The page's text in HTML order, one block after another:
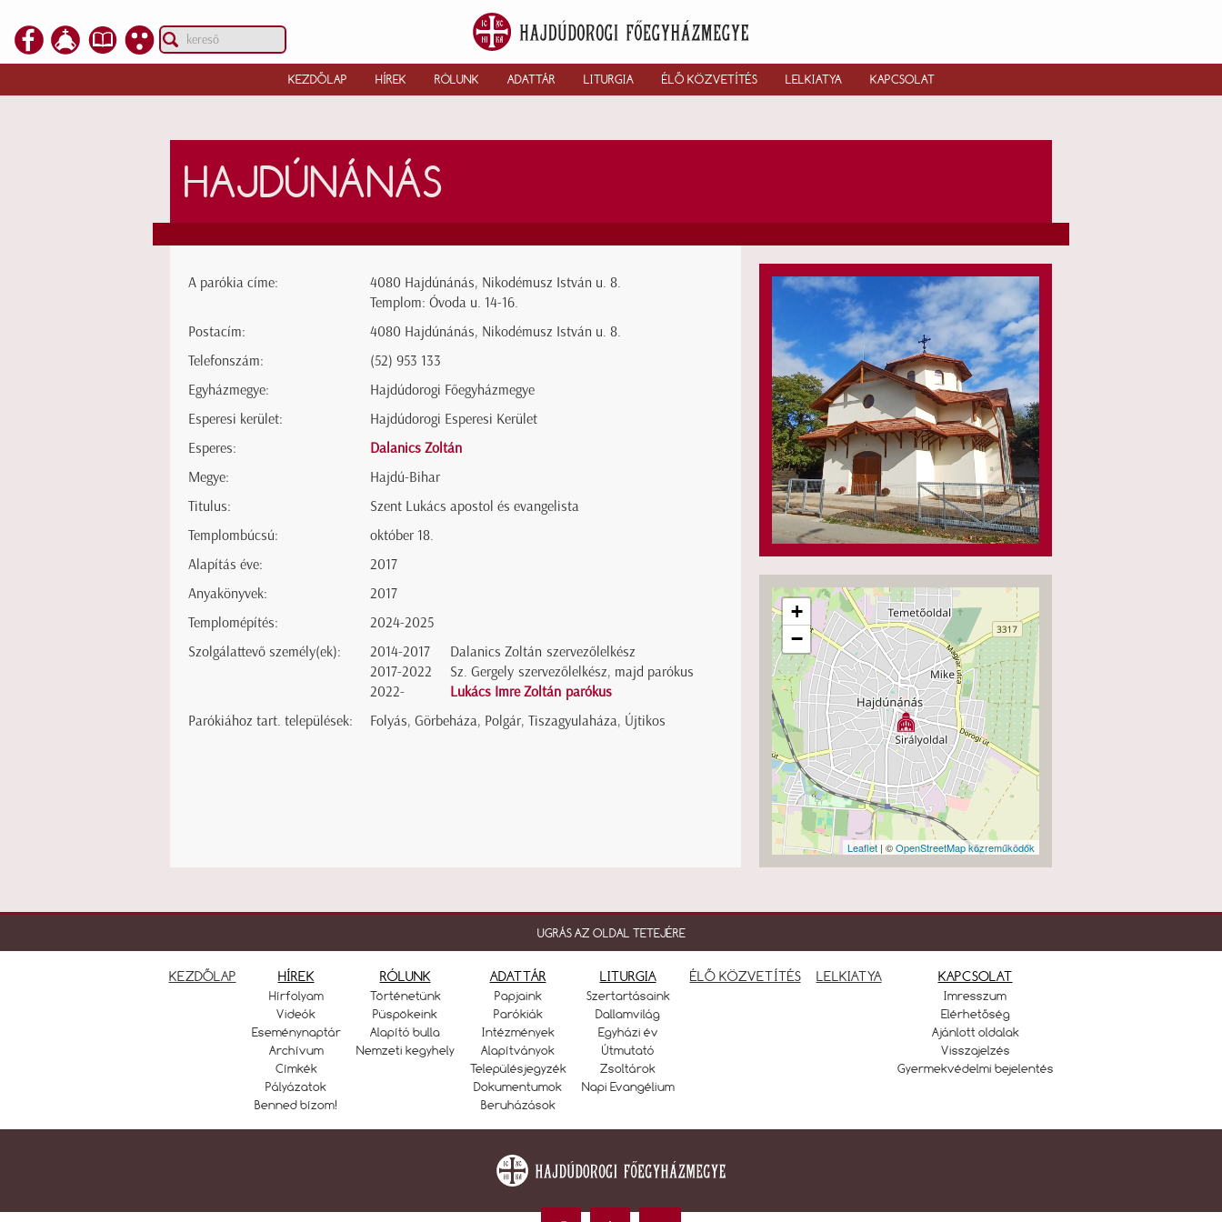
KEZDŐLAP HÍREK RÓLUNK ADATTÁR LITURGIA ÉLŐ KÖZVETÍTÉS LELKIATYA KAPCSOLAT
HAJDÚNÁNÁS
+
−
Leaflet | ©OpenStreetMap közreműködők
A parókia címe:
4080 Hajdúnánás, Nikodémusz István u. 8.
Templom: Óvoda u. 14-16.
Postacím:
4080 Hajdúnánás, Nikodémusz István u. 8.
Telefonszám:
(52) 953 133
Egyházmegye:
Hajdúdorogi Főegyházmegye
Esperesi kerület:
Hajdúdorogi Esperesi Kerület
Esperes:
Dalanics Zoltán
Megye:
Hajdú-Bihar
Titulus:
Szent Lukács apostol és evangelista
Templombúcsú:
október 18.
Alapítás éve:
2017
Anyakönyvek:
2017
Templomépítés:
2024-2025
Szolgálattevő személy(ek):
2014-2017
Dalanics Zoltán szervezőlelkész
2017-2022
Sz. Gergely szervezőlelkész, majd parókus
2022-
Lukács Imre Zoltán parókus
Parókiához tart. települések:
Folyás, Görbeháza, Polgár, Tiszagyulaháza, Újtikos
UGRÁS AZ OLDAL TETEJÉRE
KEZDŐLAP HÍREK
Hírfolyam
Videók
Eseménynaptár
Archívum
Címkék
Pályázatok
Benned bízom!
RÓLUNK
Történetünk
Püspökeink
Alapító bulla
Nemzeti kegyhely
ADATTÁR
Papjaink
Parókiák
Intézmények
Alapítványok
Településjegyzék
Dokumentumok
Beruházások
LITURGIA
Szertartásaink
Dallamvilág
Egyházi év
Útmutató
Zsoltárok
Napi Evangélium
ÉLŐ KÖZVETÍTÉS LELKIATYA KAPCSOLAT
Imresszum
Elérhetőség
Ajánlott oldalak
Visszajelzés
Gyermekvédelmi bejelentés